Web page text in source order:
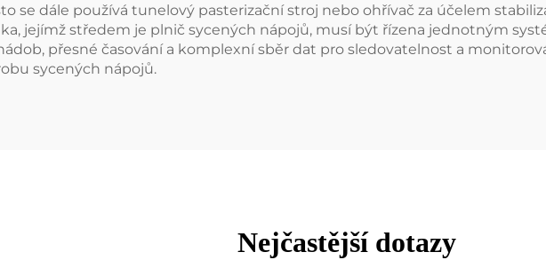
se dále používá tunelový pasterizační stroj nebo ohřívač za účelem
jejímž středem je plnič sycených nápojů, musí být řízena jednotným
přesné časování a komplexní sběr dat pro sledovatelnost a
sycených nápojů.
Nejčastější dotazy